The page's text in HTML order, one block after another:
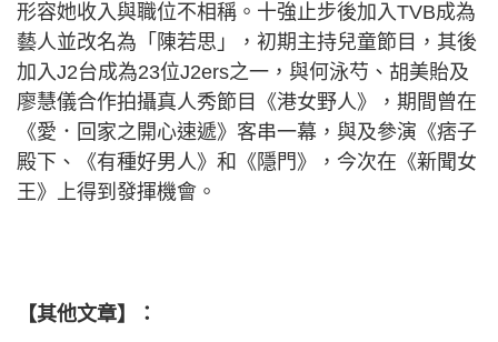
形容她收入與職位不相稱。十強止步後加入TVB成為
藝人並改名為「陳若思」，初期主持兒童節目，其後
加入J2台成為23位J2ers之一，與何泳芍、胡美貽及
廖慧儀合作拍攝真人秀節目《港女野人》，期間曾在
《愛．回家之開心速遞》客串一幕，與及參演《痞子
殿下、《有種好男人》和《隱門》，今次在《新聞女
王》上得到發揮機會。
【其他文章】：